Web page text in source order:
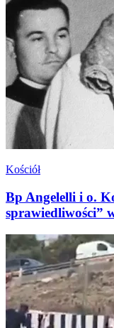
Kościół
Bp Angelelli i o.
sprawiedliwości”